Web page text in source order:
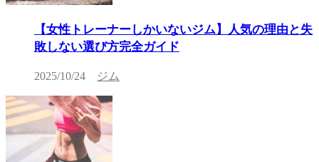
【女性トレーナーしかいないジム】人気の理由と失
敗しない選び方完全ガイド
2025/10/24 ジム